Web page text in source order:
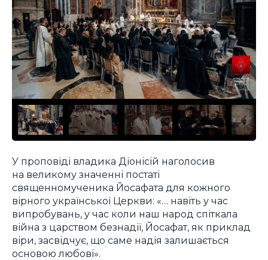
У проповіді владика Діонісій наголосив
на великому значенні постаті
священномученика Йосафата для кожного
вірного української Церкви: «… навіть у час
випробувань, у час коли наш народ спіткала
війна з царством безнадії, Йосафат, як приклад
віри, засвідчує, що саме надія залишається
основою любові».